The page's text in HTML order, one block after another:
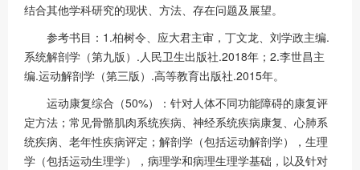
结合其他学科研究的现状、方法、存在问题及展望。
参考书目：1.柏树令、应大君主审，丁文龙、刘学政主编.
系统解剖学（第九版）.人民卫生出版社.2018年；2.李世昌主
编.运动解剖学（第三版）.高等教育出版社.2015年。
运动康复综合（50%）：针对人体不同功能障碍的康复评
定方法；常见骨骼肌肉系统疾病、神经系统疾病康复、心肺系
统疾病、老年性疾病评定；解剖学（包括运动解剖学），生理
学（包括运动生理学），病理学和病理生理学基础，以及针对